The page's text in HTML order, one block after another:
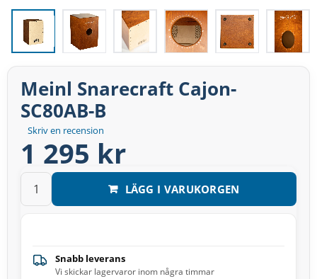
Skriv en recension
Meinl Snarecraft Cajon-
SC80AB-B
1 295 kr
LÄGG I VARUKORGEN
Snabb leverans
Vi skickar lagervaror inom några timmar